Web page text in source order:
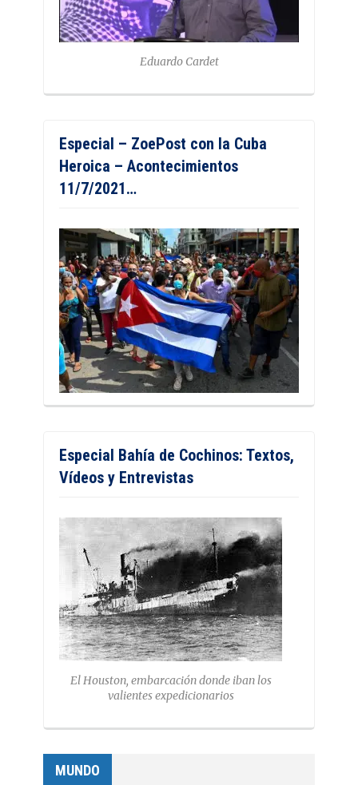
Eduardo Cardet
Especial – ZoePost con la Cuba
Heroica – Acontecimientos
11/7/2021…
Especial Bahía de Cochinos: Textos,
Vídeos y Entrevistas
El Houston, embarcación donde iban los
valientes expedicionarios
MUNDO